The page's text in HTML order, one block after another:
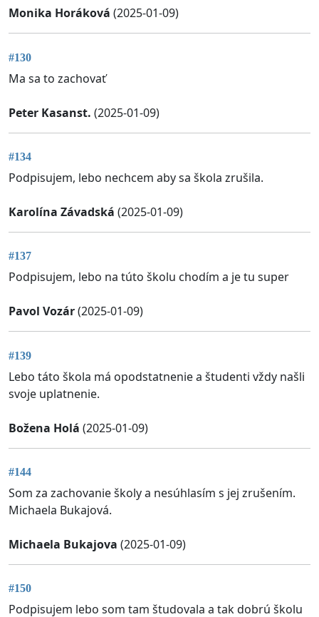
Monika Horáková (2025-01-09)
#130
Ma sa to zachovať
Peter Kasanst. (2025-01-09)
#134
Podpisujem, lebo nechcem aby sa škola zrušila.
Karolína Závadská (2025-01-09)
#137
Podpisujem, lebo na túto školu chodím a je tu super
Pavol Vozár(2025-01-09)
#139
Lebo táto škola má opodstatnenie a študenti vždy našli
svoje uplatnenie.
Božena Holá (2025-01-09)
#144
Som za zachovanie školy a nesúhlasím s jej zrušením.
Michaela Bukajová.
Michaela Bukajova (2025-01-09)
#150
Podpisujem lebo som tam študovala a tak dobrú školu